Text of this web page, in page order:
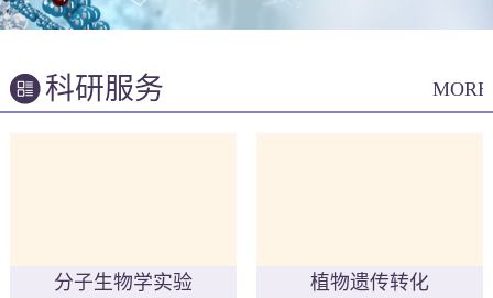
科研服务
分子生物学实验 植物遗传转化
MORE